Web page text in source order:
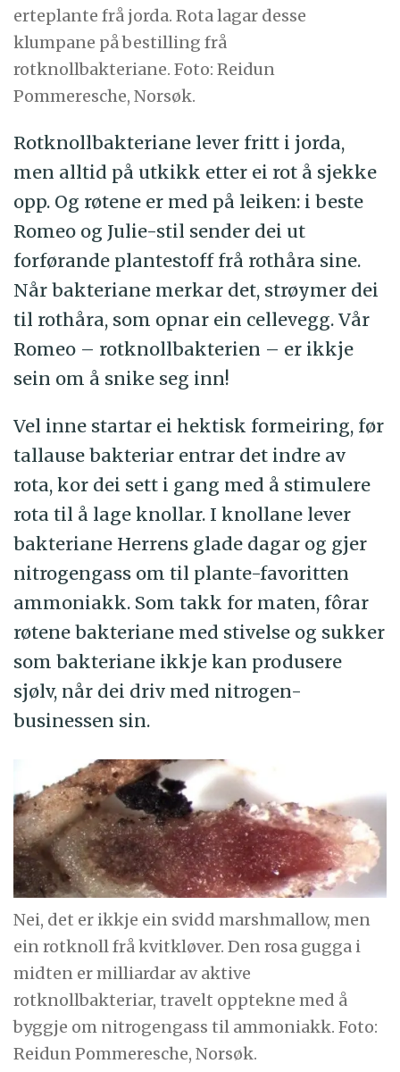
erteplante frå jorda. Rota lagar desse
klumpane på bestilling frå
rotknollbakteriane. Foto: Reidun
Pommeresche, Norsøk.
Rotknollbakteriane lever fritt i jorda,
men alltid på utkikk etter ei rot å sjekke
opp. Og røtene er med på leiken: i beste
Romeo og Julie-stil sender dei ut
forførande plantestoff frå rothåra sine.
Når bakteriane merkar det, strøymer dei
til rothåra, som opnar ein cellevegg. Vår
Romeo – rotknollbakterien – er ikkje
sein om å snike seg inn!
Vel inne startar ei hektisk formeiring, før
tallause bakteriar entrar det indre av
rota, kor dei sett i gang med å stimulere
rota til å lage knollar. I knollane lever
bakteriane Herrens glade dagar og gjer
nitrogengass om til plante-favoritten
ammoniakk. Som takk for maten, fôrar
røtene bakteriane med stivelse og sukker
som bakteriane ikkje kan produsere
sjølv, når dei driv med nitrogen-
businessen sin.
Nei, det er ikkje ein svidd marshmallow, men
ein rotknoll frå kvitkløver. Den rosa gugga i
midten er milliardar av aktive
rotknollbakteriar, travelt opptekne med å
byggje om nitrogengass til ammoniakk. Foto:
Reidun Pommeresche, Norsøk.